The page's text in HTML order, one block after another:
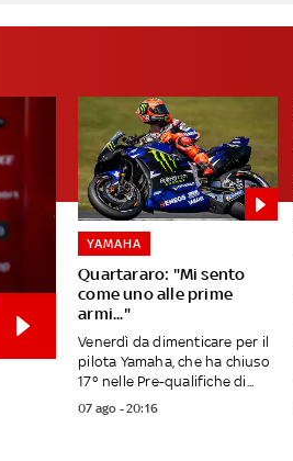
Quartararo: "Mi sento
come uno alle prime
armi..."
YAMAHA
Venerdì da dimenticare per il
pilota Yamaha, che ha chiuso
17° nelle Pre-qualifiche di...
07 ago - 20:16